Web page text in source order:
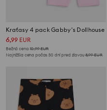
Kraťasy 4 pack Gabby's Dollhouse
6,99 EUR
Bežná cena 10,99EUR
Najnižšia cena počas 30 dní pred zľavou8,99EUR